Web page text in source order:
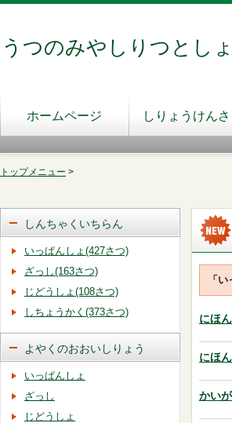
うつのみやしりつとし
ホームページ しりょうけんさ
トップメニュー >
「
にほ
にほ
かい
しんちゃくいちらん
いっぱんしょ(427さつ)
ざっし(163さつ)
じどうしょ(108さつ)
しちょうかく(373さつ)
よやくのおおいしりょう
いっぱんしょ
ざっし
じどうしょ